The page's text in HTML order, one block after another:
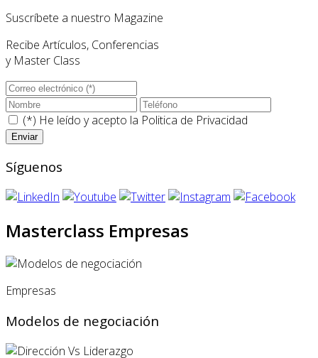
Suscríbete a nuestro Magazine
Recibe Artículos, Conferencias
y Master Class
(*) He leído y acepto la Politica de Privacidad
Síguenos
Masterclass Empresas
Empresas
Modelos de negociación